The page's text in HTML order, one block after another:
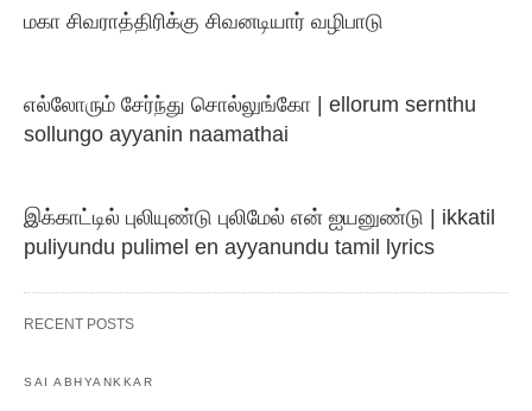
மகா சிவராத்திரிக்கு சிவனடியார் வழிபாடு
எல்லோரும் சேர்ந்து சொல்லுங்கோ | ellorum sernthu
sollungo ayyanin naamathai
இக்காட்டில் புலியுண்டு புலிமேல் என் ஐயனுண்டு | ikkatil
puliyundu pulimel en ayyanundu tamil lyrics
RECENT POSTS
SAI ABHYANKKAR